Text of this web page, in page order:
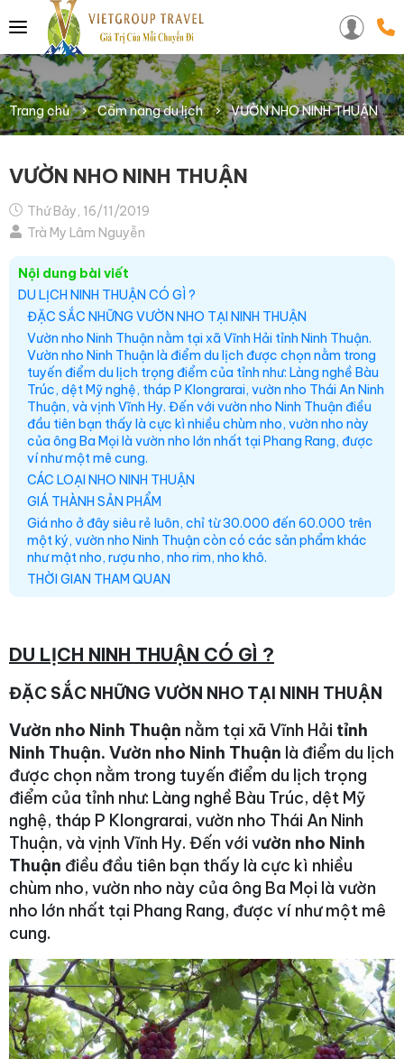
Trang chủ Cẩm nang du lịch VƯỜN NHO NINH THUẬN
VƯỜN NHO NINH THUẬN
Thứ Bảy, 16/11/2019
Trà My Lâm Nguyễn
Nội dung bài viết
DU LỊCH NINH THUẬN CÓ GÌ ?
ĐẶC SẮC NHỮNG VƯỜN NHO TẠI NINH THUẬN
Vườn nho Ninh Thuận nằm tại xã Vĩnh Hải tỉnh Ninh Thuận.
Vườn nho Ninh Thuận là điểm du lịch được chọn nằm trong
tuyến điểm du lịch trọng điểm của tỉnh như: Làng nghề Bàu
Trúc, dệt Mỹ nghệ, tháp P Klongrarai, vườn nho Thái An Ninh
Thuận, và vịnh Vĩnh Hy. Đến với vườn nho Ninh Thuận điều
đầu tiên bạn thấy là cực kì nhiều chùm nho, vườn nho này
của ông Ba Mọi là vườn nho lớn nhất tại Phang Rang, được
ví như một mê cung.
CÁC LOẠI NHO NINH THUẬN
GIÁ THÀNH SẢN PHẨM
Giá nho ở đây siêu rẻ luôn, chỉ từ 30.000 đến 60.000 trên
một ký, vườn nho Ninh Thuận còn có các sản phẩm khác
như mật nho, rượu nho, nho rim, nho khô.
THỜI GIAN THAM QUAN
DU LỊCH NINH THUẬN CÓ GÌ ?
ĐẶC SẮC NHỮNG VƯỜN NHO TẠI NINH THUẬN
Vườn nho Ninh Thuận nằm tại xã Vĩnh Hải tỉnh
Ninh Thuận. Vườn nho Ninh Thuận là điểm du lịch
được chọn nằm trong tuyến điểm du lịch trọng
điểm của tỉnh như: Làng nghề Bàu Trúc, dệt Mỹ
nghệ, tháp P Klongrarai, vườn nho Thái An Ninh
Thuận, và vịnh Vĩnh Hy. Đến với vườn nho Ninh
Thuận điều đầu tiên bạn thấy là cực kì nhiều
chùm nho, vườn nho này của ông Ba Mọi là vườn
nho lớn nhất tại Phang Rang, được ví như một mê
cung.